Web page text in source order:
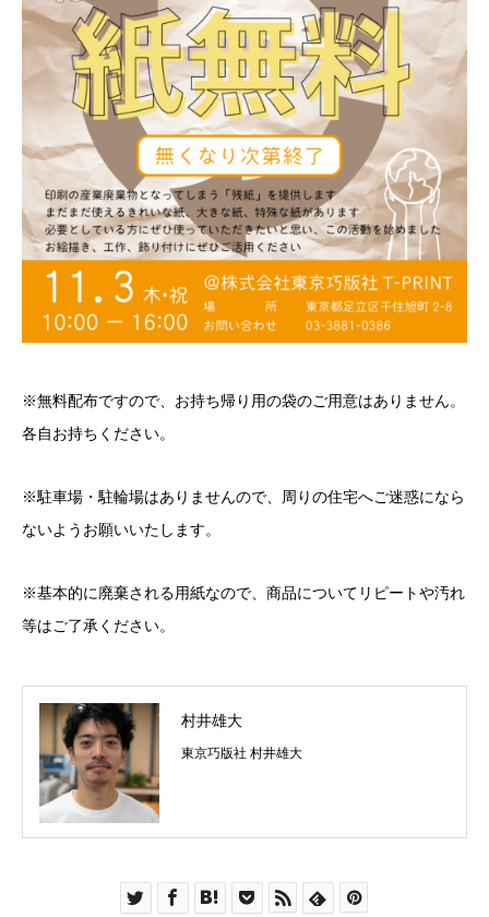
※無料配布ですので、お持ち帰り用の袋のご用意はありません。
各自お持ちください。
※駐車場・駐輪場はありませんので、周りの住宅へご迷惑になら
ないようお願いいたします。
※基本的に廃棄される用紙なので、商品についてリピートや汚れ
等はご了承ください。
村井雄大
東京巧版社 村井雄大